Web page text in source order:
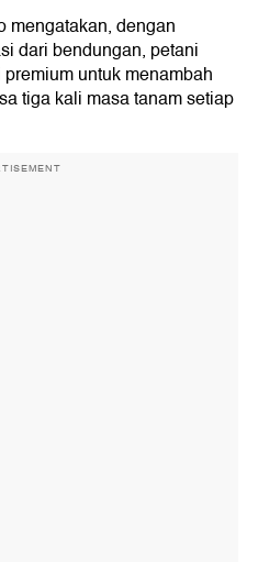
mengatakan, dengan
dari bendungan, petani
untuk menambah
tiga kali masa tanam setiap